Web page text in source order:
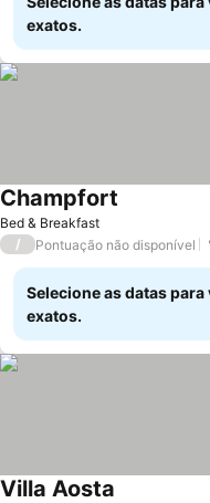
exatos.
Bed & Breakfast
Champfort
/ Pontuação não disponível
Selecione as datas
exatos.
Villa Aosta